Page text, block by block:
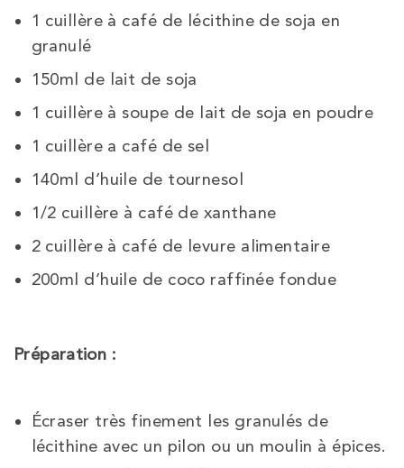
1 cuillère à café de lécithine de soja en
granulé
150ml de lait de soja
1 cuillère à soupe de lait de soja en poudre
1 cuillère a café de sel
140ml d’huile de tournesol
1/2 cuillère à café de xanthane
2 cuillère à café de levure alimentaire
200ml d’huile de coco raffinée fondue
Préparation :
Écraser très finement les granulés de
lécithine avec un pilon ou un moulin à épices.